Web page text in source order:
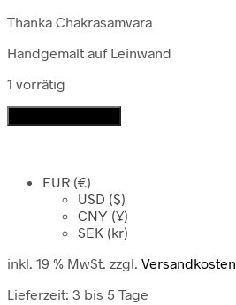
Thanka Chakrasamvara
Handgemalt auf Leinwand
1 vorrätig
Thanka
Chakrasamvara
EUR (€)
USD ($)
CNY (¥)
SEK (kr)
inkl. 19 % MwSt. zzgl. Versandkosten
Lieferzeit: 3 bis 5 Tage